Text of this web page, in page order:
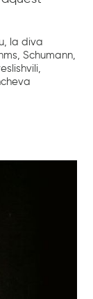
la diva
Schumann,